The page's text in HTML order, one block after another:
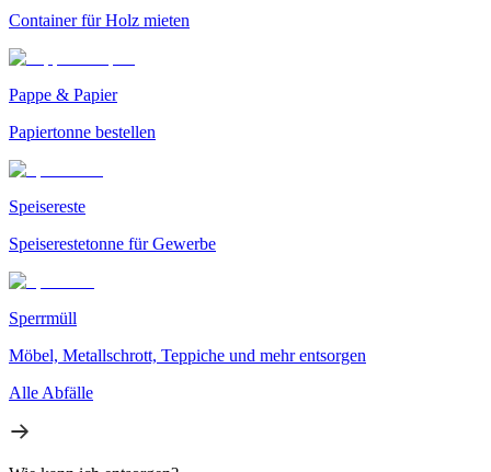
Container für Holz mieten
Pappe & Papier
Papiertonne bestellen
Speisereste
Speiserestetonne für Gewerbe
Sperrmüll
Möbel, Metallschrott, Teppiche und mehr entsorgen
Alle Abfälle